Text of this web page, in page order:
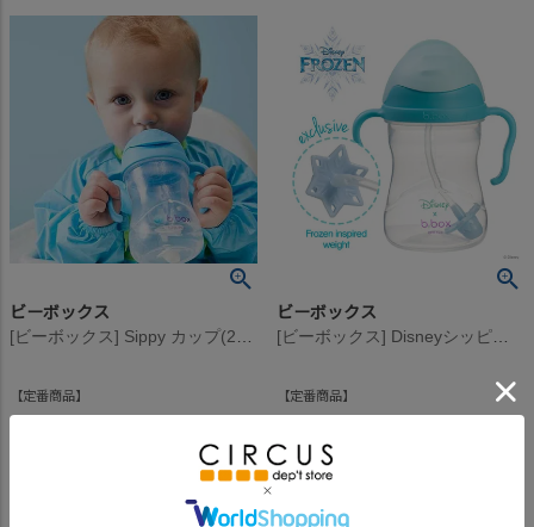
ビーボックス
[ビーボックス] Sippy カップ(240ml) ブルーベリー
定番商品
税込
ビーボックス
[ビーボックス] Disneyシッピーカップ Elsa
定番商品
定価 ¥2,640
当店特別価格